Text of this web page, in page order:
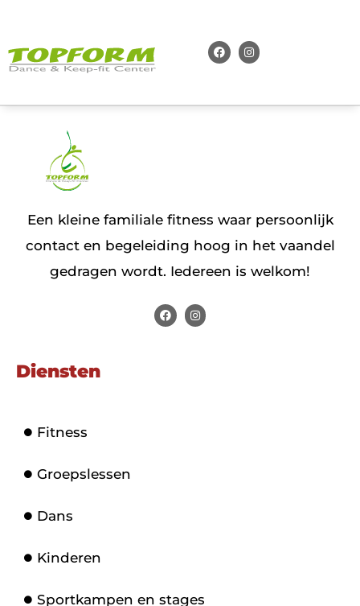
Een kleine familiale fitness waar persoonlijk
contact en begeleiding hoog in het vaandel
gedragen wordt. Iedereen is welkom!
Diensten
Fitness
Groepslessen
Dans
Kinderen
Sportkampen en stages